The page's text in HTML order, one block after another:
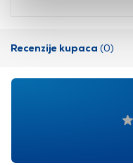
Recenzije kupaca (0)